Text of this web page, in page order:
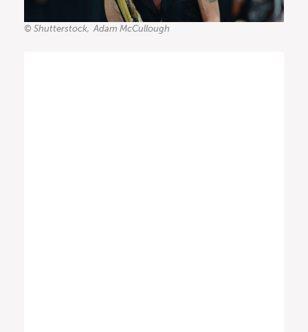
© Shutterstock, Adam McCullough